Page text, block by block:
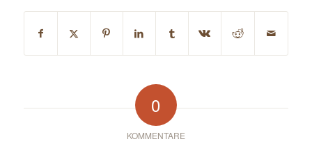
0
KOMMENTARE